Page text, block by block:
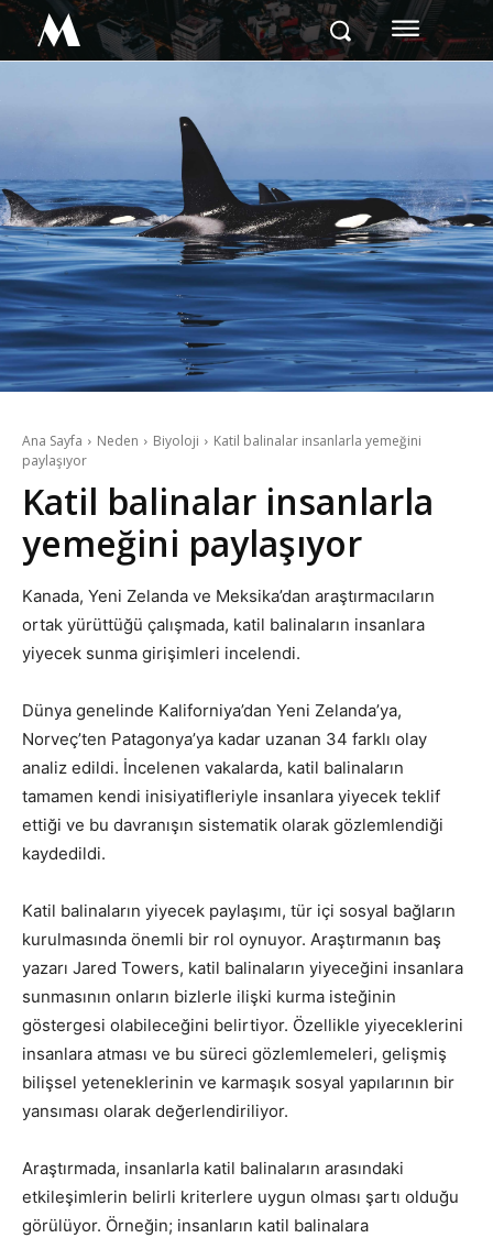
M
Ana Sayfa Neden Biyoloji
Katil balinalar insanlarla yemeğini
paylaşıyor
Katil balinalar insanlarla
yemeğini paylaşıyor
Kanada, Yeni Zelanda ve Meksika’dan araştırmacıların
ortak yürüttüğü çalışmada, katil balinaların insanlara
yiyecek sunma girişimleri incelendi.
Dünya genelinde Kaliforniya’dan Yeni Zelanda’ya,
Norveç’ten Patagonya’ya kadar uzanan 34 farklı olay
analiz edildi. İncelenen vakalarda, katil balinaların
tamamen kendi inisiyatifleriyle insanlara yiyecek teklif
ettiği ve bu davranışın sistematik olarak gözlemlendiği
kaydedildi.
Katil balinaların yiyecek paylaşımı, tür içi sosyal bağların
kurulmasında önemli bir rol oynuyor. Araştırmanın baş
yazarı Jared Towers, katil balinaların yiyeceğini insanlara
sunmasının onların bizlerle ilişki kurma isteğinin
göstergesi olabileceğini belirtiyor. Özellikle yiyeceklerini
insanlara atması ve bu süreci gözlemlemeleri, gelişmiş
bilişsel yeteneklerinin ve karmaşık sosyal yapılarının bir
yansıması olarak değerlendiriliyor.
Araştırmada, insanlarla katil balinaların arasındaki
etkileşimlerin belirli kriterlere uygun olması şartı olduğu
görülüyor. Örneğin; insanların katil balinalara